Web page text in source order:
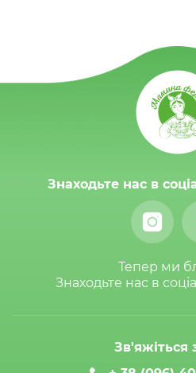
Знаходьте нас в
Тепер ми
Знаходьте нас в
Зв'яжіться